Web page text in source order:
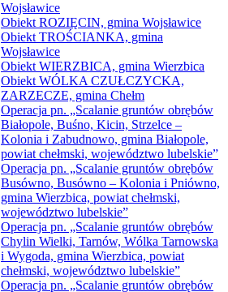
Wojsławice
Obiekt ROZIĘCIN, gmina Wojsławice
Obiekt TROŚCIANKA, gmina
Wojsławice
Obiekt WIERZBICA, gmina Wierzbica
Obiekt WÓLKA CZUŁCZYCKA,
ZARZECZE, gmina Chełm
Operacja pn. „Scalanie gruntów obrębów
Białopole, Buśno, Kicin, Strzelce –
Kolonia i Zabudnowo, gmina Białopole,
powiat chełmski, województwo lubelskie”
Operacja pn. „Scalanie gruntów obrębów
Busówno, Busówno – Kolonia i Pniówno,
gmina Wierzbica, powiat chełmski,
województwo lubelskie”
Operacja pn. „Scalanie gruntów obrębów
Chylin Wielki, Tarnów, Wólka Tarnowska
i Wygoda, gmina Wierzbica, powiat
chełmski, województwo lubelskie”
Operacja pn. „Scalanie gruntów obrębów